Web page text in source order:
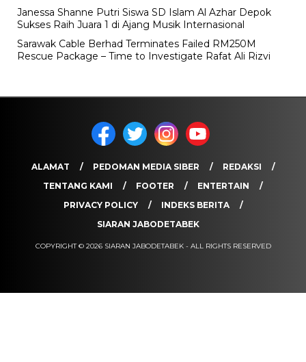
Janessa Shanne Putri Siswa SD Islam Al Azhar Depok
Sukses Raih Juara 1 di Ajang Musik Internasional
Sarawak Cable Berhad Terminates Failed RM250M
Rescue Package – Time to Investigate Rafat Ali Rizvi
ALAMAT PEDOMAN MEDIA SIBER
REDAKSI
TENTANG KAMI
FOOTER
ENTERTAIN
PRIVACY POLICY
INDEKS BERITA
SIARAN JABODETABEK
COPYRIGHT © 2026 SIARAN JABODETABEK - ALL RIGHTS RESERVED